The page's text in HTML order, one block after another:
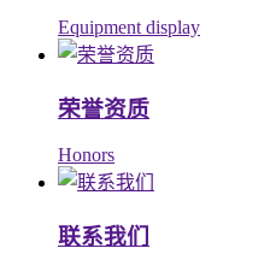
Equipment display
荣誉资质
Honors
联系我们